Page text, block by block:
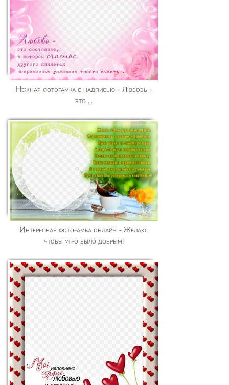
Нежная фоторамка с надписью - Любовь -
это ...
Интересная фоторамка онлайн - Желаю,
чтобы утро было добрым!